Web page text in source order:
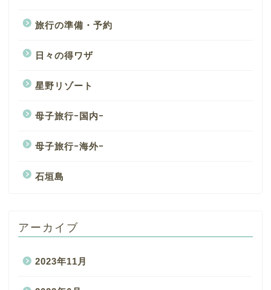
旅行の準備・予約
日々の得ワザ
星野リゾート
母子旅行ｰ国内ｰ
母子旅行ｰ海外ｰ
石垣島
アーカイブ
2023年11月